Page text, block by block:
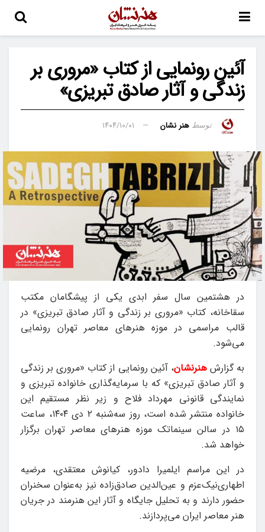
آئین رونمایی از کتاب «مروری بر
زندگی و آثار صادق تبریزی»
توسط هنر نشان ۱۴۰۴/۱۰/۰۱
در هشتمین سال سفر ابدی یکی از پیشگامان مکتب
سقاخانه، کتاب «مروری بر زندگی و آثار صادق تبریزی» در
قالب مراسمی در موزه هنرهای معاصر تهران رونمایی
می‌شود.
به گزارشهنرنشان، آئین رونمایی از کتاب «مروری بر زندگی
و آثار صادق تبریزی» که با سرمایه‌گذاری خانواده تبریزی و
نمایندگی قانونی مهرداد فلاح و زیر نظر مستقیم این
خانواده منتشر شده است، روز سه‌شنبه ۲ دی ۱۴۰۴، ساعت
۱۵ در سالن سینماتک موزه هنرهای معاصر تهران برگزار
خواهد شد.
در این مراسم ایلمیرا دادور، کیانوش معتقدی، مرضیه
اطهاری‌نیک‌عزم و عین‌الدین صادق‌زاده نیز به‌عنوان سخنران
حضور دارند و به تحلیل جایگاه و آثار این هنرمند در جریان
هنر معاصر ایران می‌پردازند.